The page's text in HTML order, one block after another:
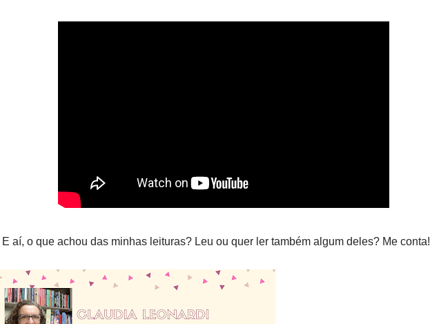
E aí, o que achou das minhas leituras? Leu ou quer ler também algum deles? Me conta!⁣⁣